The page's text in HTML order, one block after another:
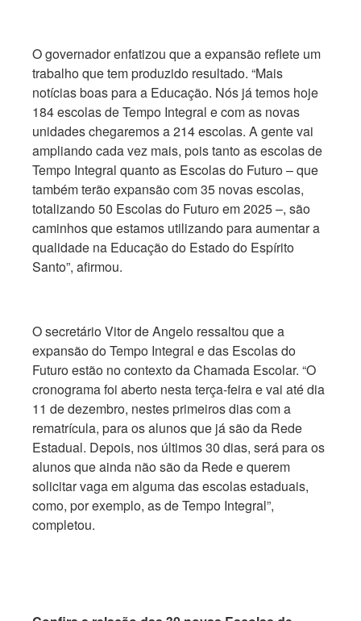
O governador enfatizou que a expansão reflete um
trabalho que tem produzido resultado. “Mais
notícias boas para a Educação. Nós já temos hoje
184 escolas de Tempo Integral e com as novas
unidades chegaremos a 214 escolas. A gente vai
ampliando cada vez mais, pois tanto as escolas de
Tempo Integral quanto as Escolas do Futuro – que
também terão expansão com 35 novas escolas,
totalizando 50 Escolas do Futuro em 2025 –, são
caminhos que estamos utilizando para aumentar a
qualidade na Educação do Estado do Espírito
Santo”, afirmou.
O secretário Vitor de Angelo ressaltou que a
expansão do Tempo Integral e das Escolas do
Futuro estão no contexto da Chamada Escolar. “O
cronograma foi aberto nesta terça-feira e vai até dia
11 de dezembro, nestes primeiros dias com a
rematrícula, para os alunos que já são da Rede
Estadual. Depois, nos últimos 30 dias, será para os
alunos que ainda não são da Rede e querem
solicitar vaga em alguma das escolas estaduais,
como, por exemplo, as de Tempo Integral”,
completou.